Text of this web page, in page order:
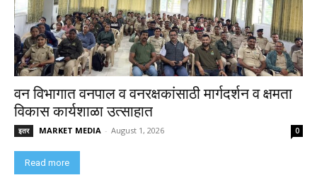
वन विभागात वनपाल व वनरक्षकांसाठी मार्गदर्शन व क्षमता
विकास कार्यशाळा उत्साहात
इतर MARKET MEDIA - August 1, 2026 0
Read more